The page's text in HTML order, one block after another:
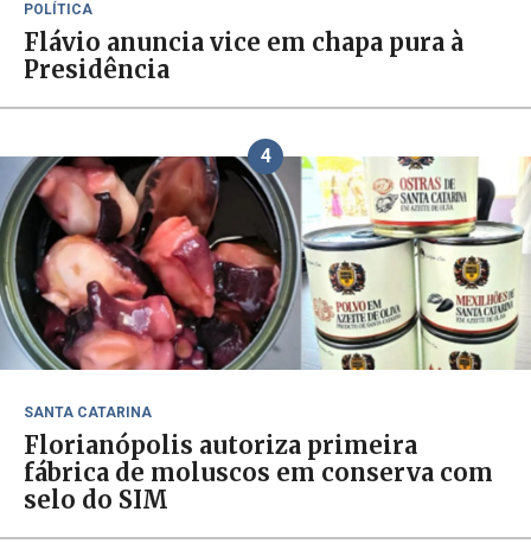
POLÍTICA
Flávio anuncia vice em chapa pura à
Presidência
4
SANTA CATARINA
Florianópolis autoriza primeira
fábrica de moluscos em conserva com
selo do SIM